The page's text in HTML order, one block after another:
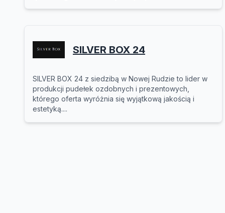
SILVER BOX 24
SILVER BOX 24 z siedzibą w Nowej Rudzie to lider w
produkcji pudełek ozdobnych i prezentowych,
którego oferta wyróżnia się wyjątkową jakością i
estetyką....